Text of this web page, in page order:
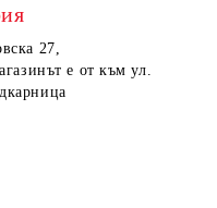
27,
е от към ул.